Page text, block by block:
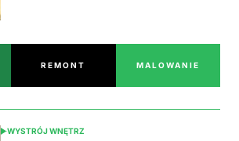
REMONT MALOWANIE
POSTED
WYSTRÓJ WNĘTRZ